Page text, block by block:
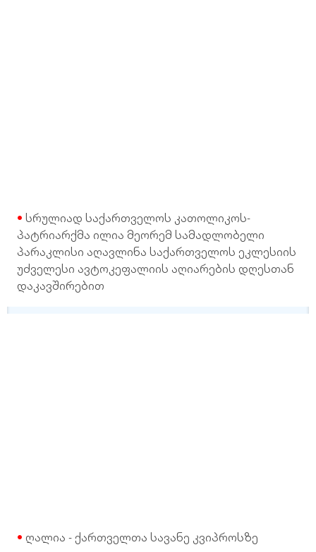
სრულიად საქართველოს კათოლიკოს-
პატრიარქმა ილია მეორემ სამადლობელი
პარაკლისი აღავლინა საქართველოს ეკლესიის
უძველესი ავტოკეფალიის აღიარების დღესთან
დაკავშირებით
ღალია - ქართველთა სავანე კვიპროსზე